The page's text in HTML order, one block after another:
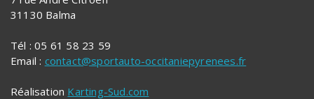
31130 Balma
Tél : 05 61 58 23 59
Email : contact@sportauto-occitaniepyrenees.fr
Réalisation Karting-Sud.com